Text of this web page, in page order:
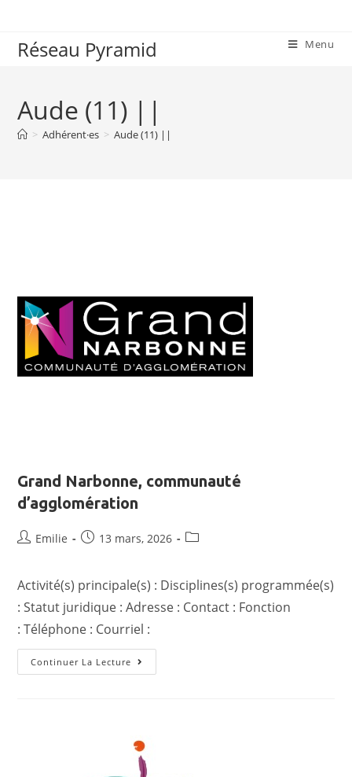
Réseau Pyramid Menu
Aude (11) ||
> Adhérent·es > Aude (11) ||
Grand Narbonne, communauté
d’agglomération
Emilie 13 mars, 2026
Activité(s) principale(s) : Disciplines(s) programmée(s)
: Statut juridique : Adresse : Contact : Fonction
: Téléphone : Courriel :
Continuer La Lecture